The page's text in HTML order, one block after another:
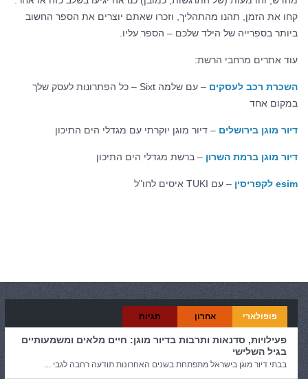
קחו את הזמן, תהנו מהתהליך, וזכרו שאתם יוצרים את הספר החשוב
ביותר בספרייה של הילד שלכם – הספר עליו.
עוד אתרים מרחבי הרשת:
השכרת רכב לעסקים
– עם שלמה Sixt – כל הפתרונות לעסק שלך
במקום אחד
דיור מוגן בירושלים – דיור מוגן יוקרתי עם מגדלי הים התיכון
דיור מוגן ברמת השרון – ברשת מגדלי הים התיכון
esim לקפריסין – עם TUKI איסים לחו"ל
פופולארי אחרון תגיות
פעילויות, סדנאות ותרבות בדיור מוגן: חיים מלאים ומשמעותיים
בגיל השלישי
בבתי דיור מוגן בישראל מתפתחת בשנים האחרונות תודעה רחבה לגבי ...